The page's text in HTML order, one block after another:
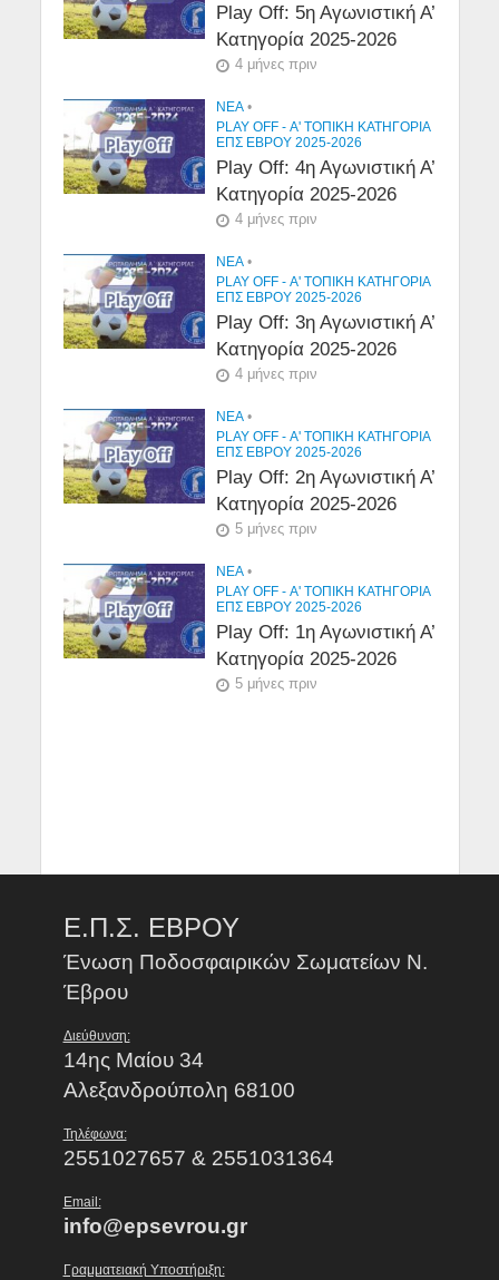
Play Off: 5η Αγωνιστική Α’
Κατηγορία 2025-2026
4 μήνες πριν
NEA •
PLAY OFF - Α' ΤΟΠΙΚΉ ΚΑΤΗΓΟΡΊΑ
ΕΠΣ ΕΒΡΟΥ 2025-2026
Play Off: 4η Αγωνιστική Α’
Κατηγορία 2025-2026
4 μήνες πριν
NEA •
PLAY OFF - Α' ΤΟΠΙΚΉ ΚΑΤΗΓΟΡΊΑ
ΕΠΣ ΕΒΡΟΥ 2025-2026
Play Off: 3η Αγωνιστική Α’
Κατηγορία 2025-2026
4 μήνες πριν
NEA •
PLAY OFF - Α' ΤΟΠΙΚΉ ΚΑΤΗΓΟΡΊΑ
ΕΠΣ ΕΒΡΟΥ 2025-2026
Play Off: 2η Αγωνιστική Α’
Κατηγορία 2025-2026
5 μήνες πριν
NEA •
PLAY OFF - Α' ΤΟΠΙΚΉ ΚΑΤΗΓΟΡΊΑ
ΕΠΣ ΕΒΡΟΥ 2025-2026
Play Off: 1η Αγωνιστική Α’
Κατηγορία 2025-2026
5 μήνες πριν
Ε.Π.Σ. ΕΒΡΟΥ
Ένωση Ποδοσφαιρικών Σωματείων Ν.
Έβρου
Διεύθυνση:
14ης Μαίου 34
Αλεξανδρούπολη 68100
Τηλέφωνα:
2551027657 & 2551031364
Email:
info@epsevrou.gr
Γραμματειακή Υποστήριξη: